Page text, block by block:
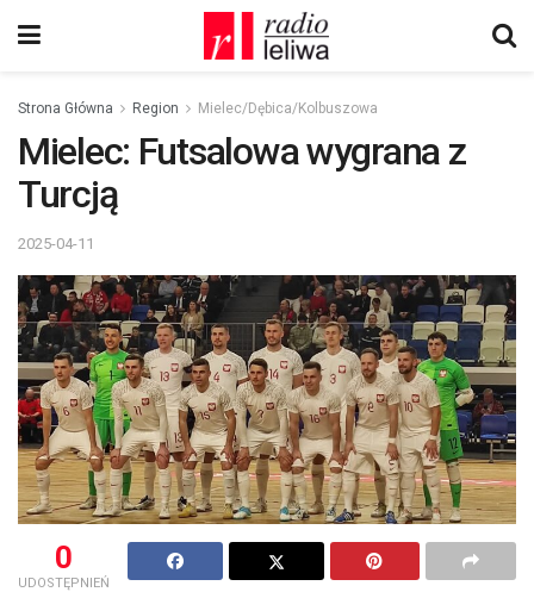
Strona Główna Region Mielec/Dębica/Kolbuszowa
Mielec: Futsalowa wygrana z
Turcją
2025-04-11
0
UDOSTĘPNIEŃ